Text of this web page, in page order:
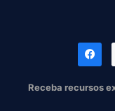
Receba recursos